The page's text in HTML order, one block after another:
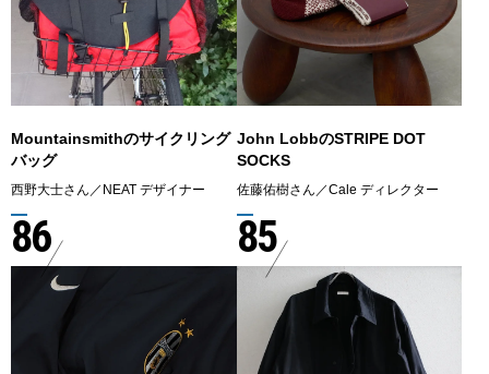
Mountainsmithのサイクリング
バッグ
西野大士さん／NEAT デザイナー
John LobbのSTRIPE DOT
SOCKS
佐藤佑樹さん／Cale ディレクター
86 85